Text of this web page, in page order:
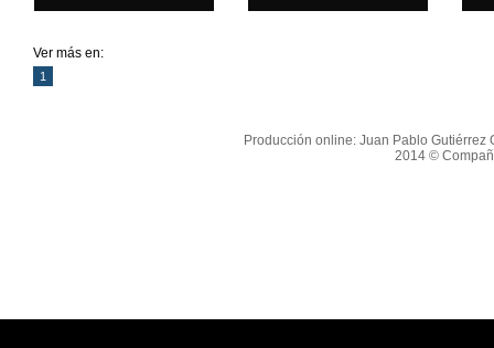
Ver más en:
1
Producción online: Juan Pablo Gutiérrez
2014 ©